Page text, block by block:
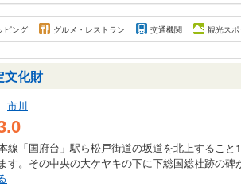
ピング グルメ・レストラン 交通機関 観光スポ
文化財
市川
線「国府台」駅ら松戸街道の坂道を北上すること
す。その中央の大ケヤキの下に下総国総社跡の碑